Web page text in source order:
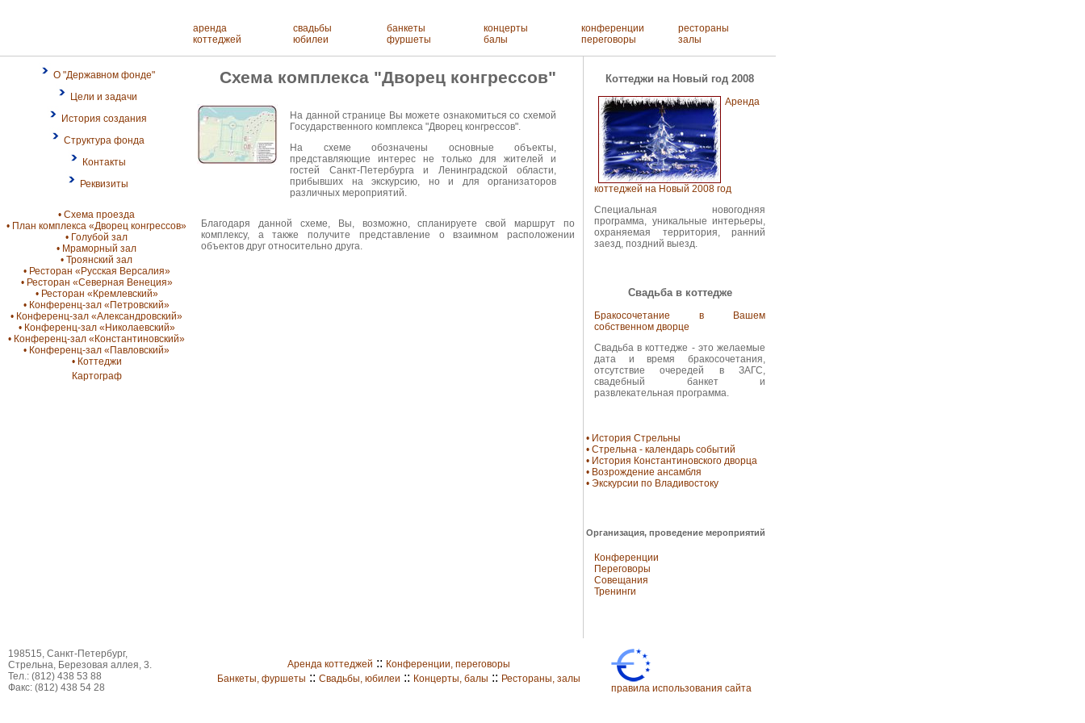
аренда
коттеджей
свадьбы
юбилеи
банкеты
фуршеты
концерты
балы
конференции
переговоры
рестораны
залы
О "Державном фонде"
Цели и задачи
История создания
Структура фонда
Контакты
Реквизиты
• Схема проезда
• План комплекса «Дворец конгрессов»
• Голубой зал
• Мраморный зал
• Троянский зал
• Ресторан «Русская Версалия»
• Ресторан «Северная Венеция»
• Ресторан «Кремлевский»
• Конференц-зал «Петровский»
• Конференц-зал «Александровский»
• Конференц-зал «Николаевский»
• Конференц-зал «Константиновский»
• Конференц-зал «Павловский»
• Коттеджи
Картограф
Схема комплекса "Дворец конгрессов"
На данной странице Вы можете ознакомиться со схемой
Государственного комплекса "Дворец конгрессов".
На схеме обозначены основные объекты,
представляющие интерес не только для жителей и
гостей Санкт-Петербурга и Ленинградской области,
прибывших на экскурсию, но и для организаторов
различных мероприятий.
Благодаря данной схеме, Вы, возможно, спланируете свой маршрут по
комплексу, а также получите представление о взаимном расположении
объектов друг относительно друга.
Коттеджи на Новый год 2008
Аренда
коттеджей на Новый 2008 год
Специальная новогодняя
программа, уникальные интерьеры,
охраняемая территория, ранний
заезд, поздний выезд.
Свадьба в коттедже
Бракосочетание в Вашем
собственном дворце
Свадьба в коттедже - это желаемые
дата и время бракосочетания,
отсутствие очередей в ЗАГС,
свадебный банкет и
развлекательная программа.
• История Стрельны
• Стрельна - календарь событий
• История Константиновского дворца
• Возрождение ансамбля
• Экскурсии по Владивостоку
Организация, проведение мероприятий
Конференции
Переговоры
Совещания
Тренинги
198515, Санкт-Петербург,
Стрельна, Березовая аллея, 3.
Тел.: (812) 438 53 88
Факс: (812) 438 54 28
Аренда коттеджей :: Конференции, переговоры
Банкеты, фуршеты :: Свадьбы, юбилеи :: Концерты, балы :: Рестораны, залы
правила использования сайта